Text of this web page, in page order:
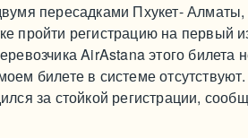
пересадками Пхукет-
пройти регистрацию на первый
AirAstana этого билета
билете в системе
за стойкой регистрации,